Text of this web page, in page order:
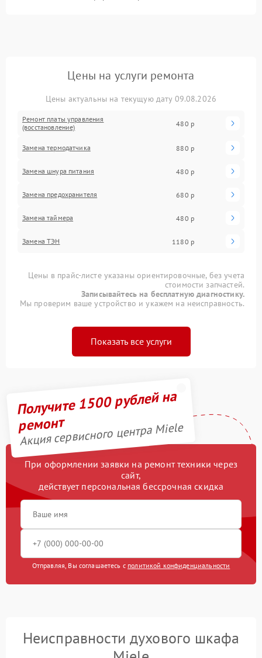
Цены на услуги ремонта
Цены актуальны на текущую дату 09.08.2026
Ремонт платы управления
(восстановление)
480 р
Замена термодатчика 880 р
Замена шнура питания 480 р
Замена предохранителя 680 р
Замена таймера 480 р
Замена ТЭН 1180 р
Цены в прайс-листе указаны ориентировочные, без учета
стоимости запчастей.
Записывайтесь на бесплатную диагностику.
Мы проверим ваше устройство и укажем на неисправность.
Показать все услуги
Получите 1500 рублей на
ремонт
Акция сервисного центра Miele
При оформлении заявки на ремонт техники через
сайт,
действует персональная бессрочная скидка
Отправляя, Вы соглашаетесь с политикой конфиденциальности
Неисправности духового шкафа